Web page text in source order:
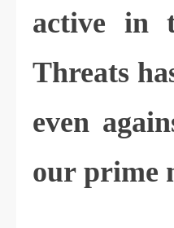
active in
Threats
even
our prime